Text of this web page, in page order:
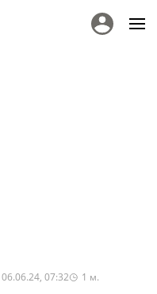
06.06.24, 07:32 1 м.